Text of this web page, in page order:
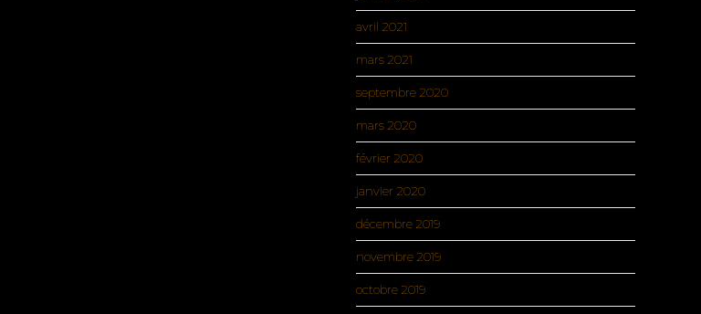
avril 2021
mars 2021
septembre 2020
mars 2020
février 2020
janvier 2020
décembre 2019
novembre 2019
octobre 2019